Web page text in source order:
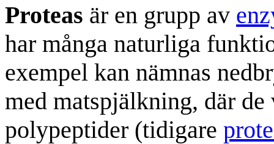
Proteas är en grupp av
har många naturliga
exempel kan nämnas
med matspjälkning, där
polypeptider (tidigare